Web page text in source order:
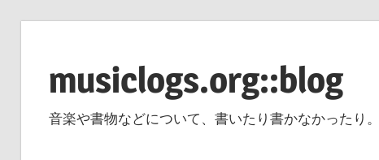
musiclogs.org::blog
音楽や書物などについて、書いたり書かなかったり。